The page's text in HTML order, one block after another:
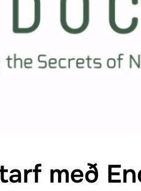
með